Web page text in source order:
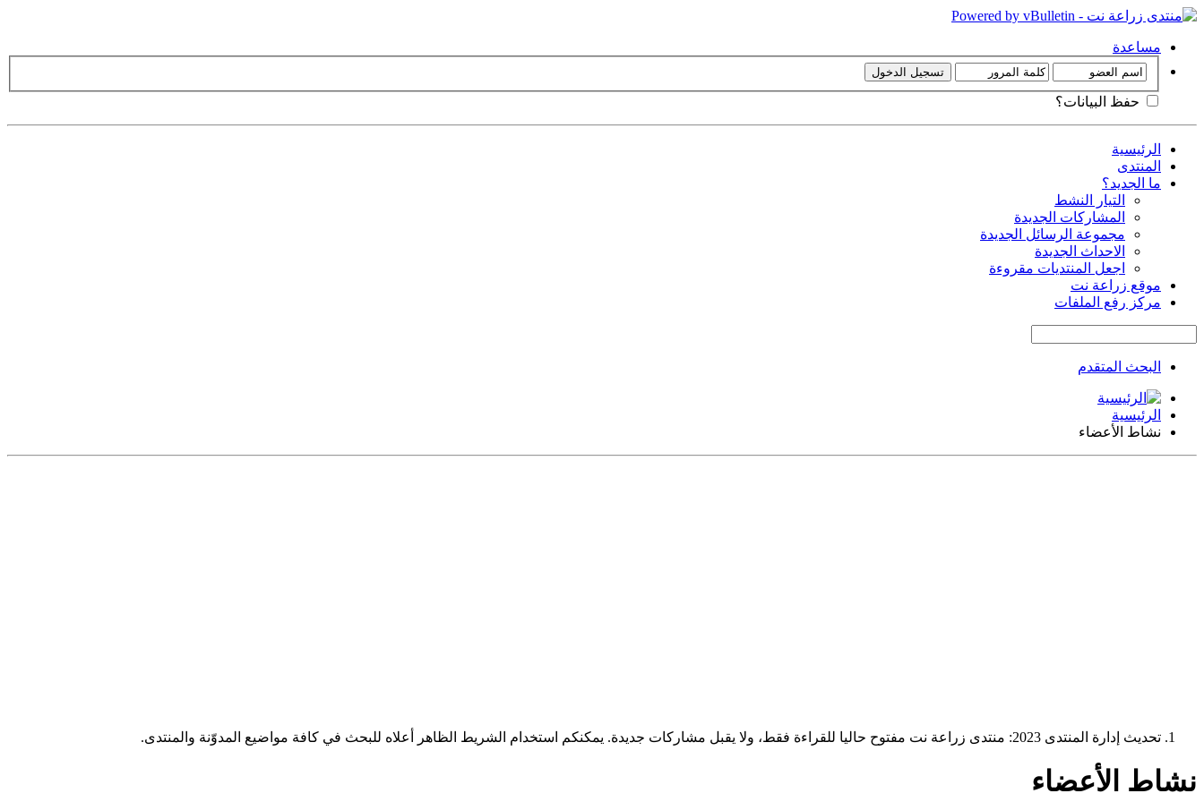
مساعدة
حفظ البيانات؟
الرئيسية
المنتدى
ما الجديد؟
التيار النشط
المشاركات الجديدة
مجموعة الرسائل الجديدة
الاحداث الجديدة
اجعل المنتديات مقروءة
موقع زراعة نت
مركز رفع الملفات
البحث المتقدم
الرئيسية
نشاط الأعضاء
تحديث إدارة المنتدى 2023: منتدى زراعة نت مفتوح حاليا للقراءة فقط، ولا يقبل مشاركات جديدة. يمكنكم استخدام الشريط الظاهر أعلاه للبحث في كافة مواضيع المدوّنة والمنتدى.
نشاط الأعضاء